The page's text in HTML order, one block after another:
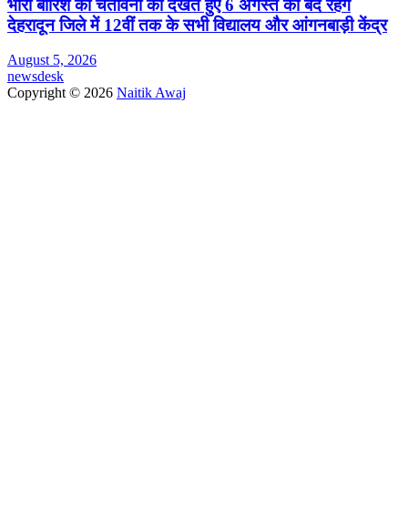
भारी बारिश की चेतावनी को देखते हुए 6 अगस्त को बंद रहेंगे
देहरादून जिले में 12वीं तक के सभी विद्यालय और आंगनबाड़ी केंद्र
August 5, 2026
newsdesk
Copyright © 2026 Naitik Awaj